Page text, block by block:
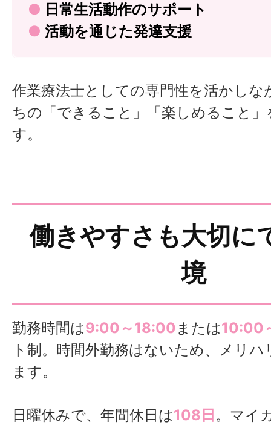
● 日常生活動作のサポート
● 活動を通じた発達支援
作業療法士としての専門性を活かしな
ちの「できること」「楽しめること
す。
働きやすさも大切に
境
勤務時間は9:00～18:00または10:00
ト制。時間外勤務はないため、メリ
ます。
日曜休みで、年間休日は108日 。マイ